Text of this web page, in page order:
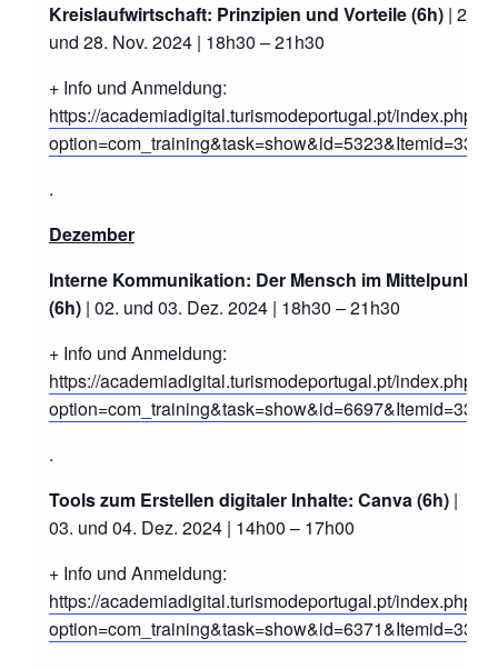
Kreislaufwirtschaft: Prinzipien und Vorteile (6h)| 26.
und 28. Nov. 2024 | 18h30 – 21h30
+ Info und Anmeldung:
https://academiadigital.turismodeportugal.pt/index.php?
option=com_training&task=show&id=5323&Itemid=33
.
Dezember
Interne Kommunikation: Der Mensch im Mittelpunkt
(6h)| 02. und 03. Dez. 2024 | 18h30 – 21h30
+ Info und Anmeldung:
https://academiadigital.turismodeportugal.pt/index.php?
option=com_training&task=show&id=6697&Itemid=33
.
Tools zum Erstellen digitaler Inhalte: Canva (6h)|
03. und 04. Dez. 2024 | 14h00 – 17h00
+ Info und Anmeldung:
https://academiadigital.turismodeportugal.pt/index.php?
option=com_training&task=show&id=6371&Itemid=33